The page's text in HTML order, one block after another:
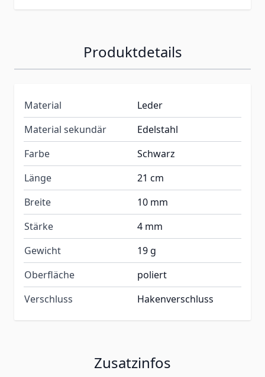
Produktdetails
Material
Leder
Material sekundär
Edelstahl
Farbe
Schwarz
Länge
21 cm
Breite
10 mm
Stärke
4 mm
Gewicht
19 g
Oberfläche
poliert
Verschluss
Hakenverschluss
Zusatzinfos